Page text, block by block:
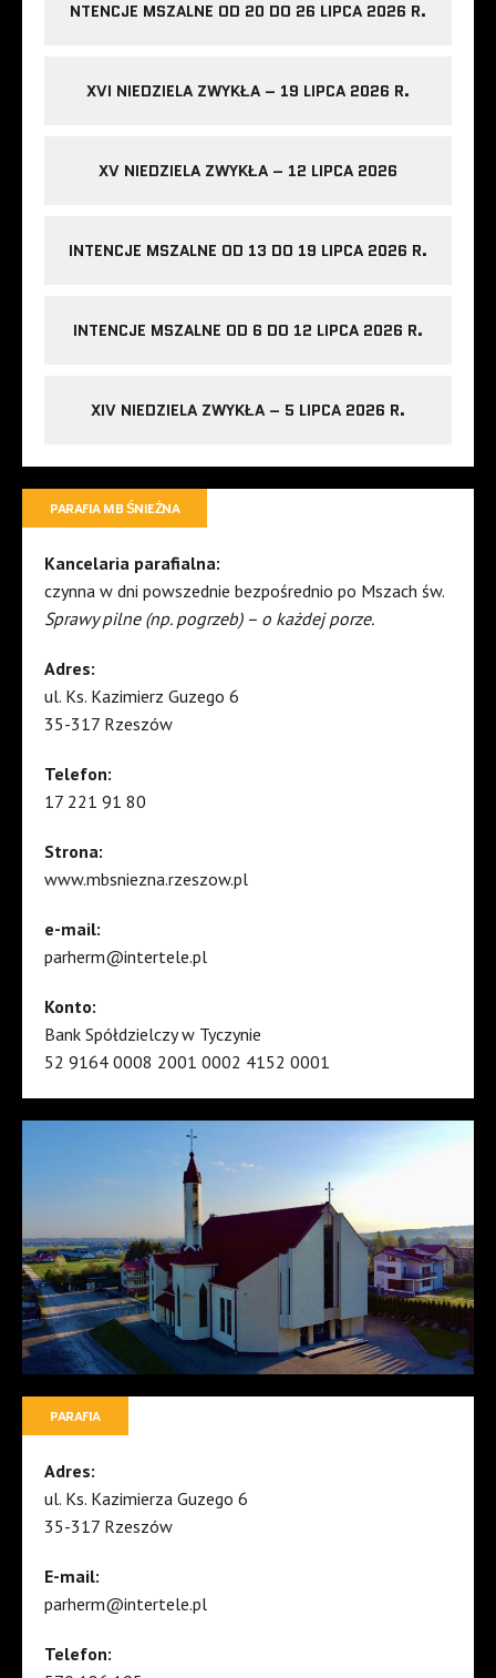
NTENCJE MSZALNE OD 20 DO 26 LIPCA 2026 R.
XVI NIEDZIELA ZWYKŁA – 19 LIPCA 2026 R.
XV NIEDZIELA ZWYKŁA – 12 LIPCA 2026
INTENCJE MSZALNE OD 13 DO 19 LIPCA 2026 R.
INTENCJE MSZALNE OD 6 DO 12 LIPCA 2026 R.
XIV NIEDZIELA ZWYKŁA – 5 LIPCA 2026 R.
PARAFIA MB ŚNIEŻNA
Kancelaria parafialna:
czynna w dni powszednie bezpośrednio po Mszach św.
Sprawy pilne (np. pogrzeb) – o każdej porze.
Adres:
ul. Ks. Kazimierz Guzego 6
35-317 Rzeszów
Telefon:
17 221 91 80
Strona:
www.mbsniezna.rzeszow.pl
e-mail:
parherm@intertele.pl
Konto:
Bank Spółdzielczy w Tyczynie
52 9164 0008 2001 0002 4152 0001
PARAFIA
Adres:
ul. Ks. Kazimierza Guzego 6
35-317 Rzeszów
E-mail:
parherm@intertele.pl
Telefon: